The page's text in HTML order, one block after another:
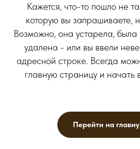
Кажется, что-то пошло не
которую вы запрашиваете,
Возможно, она устарела,
удалена - или вы ввели
адресной строке. Всегда
главную страницу и начать
Перейти на
mygelato.cafe © 2025
Все права защищены
Копирование материалов сайта